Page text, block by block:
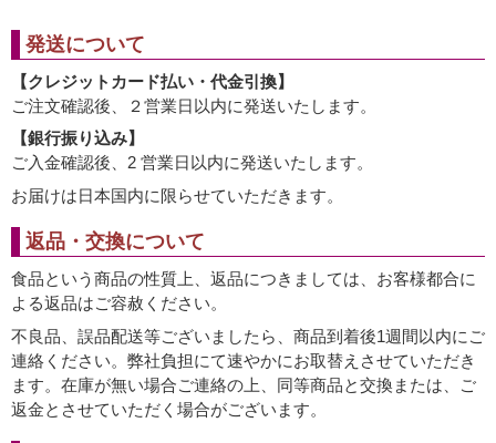
発送について
【クレジットカード払い・代金引換】
ご注文確認後、２営業日以内に発送いたします。
【銀行振り込み】
ご入金確認後、2 営業日以内に発送いたします。
お届けは日本国内に限らせていただきます。
返品・交換について
食品という商品の性質上、返品につきましては、お客様都合に
よる返品はご容赦ください。
不良品、誤品配送等ございましたら、商品到着後1週間以内にご
連絡ください。弊社負担にて速やかにお取替えさせていただき
ます。在庫が無い場合ご連絡の上、同等商品と交換または、ご
返金とさせていただく場合がございます。